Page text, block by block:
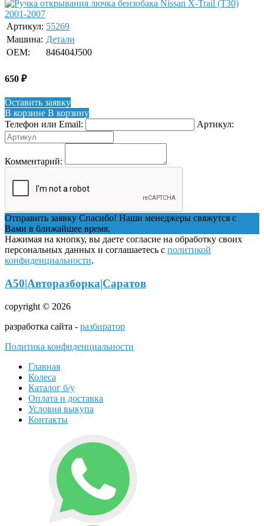
Артикул: 55269
Машина: Детали
OEM:
846404J500
650 ₽
Оставить заявку
В корзине В корзину
Телефон или Email:
Артикул:
Комментарий:
Отправить заявку Спасибо! Наши менеджеры свяжутся с
Вами в ближайшее время.
Нажимая на кнопку, вы даете согласие на обработку своих
персональных данных и соглашаетесь с политикой
конфиденциальности.
А50|Авторазборка|Саратов
copyright © 2026
разработка сайта - разбиратор
Политика конфиденциальности
Главная
Колеса
Каталог б/у
Оплата и доставка
Условия выкупа
Контакты